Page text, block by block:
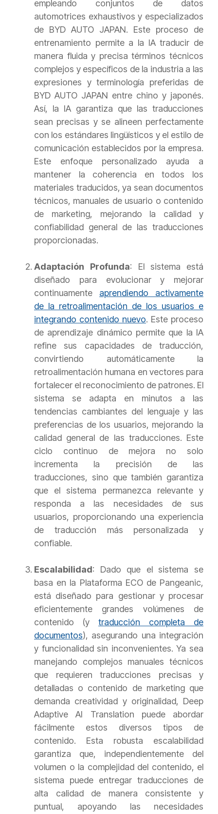
empleando conjuntos de datos
automotrices exhaustivos y especializados
de BYD AUTO JAPAN. Este proceso de
entrenamiento permite a la IA traducir de
manera fluida y precisa términos técnicos
complejos y específicos de la industria a las
expresiones y terminología preferidas de
BYD AUTO JAPAN entre chino y japonés.
Así, la IA garantiza que las traducciones
sean precisas y se alineen perfectamente
con los estándares lingüísticos y el estilo de
comunicación establecidos por la empresa.
Este enfoque personalizado ayuda a
mantener la coherencia en todos los
materiales traducidos, ya sean documentos
técnicos, manuales de usuario o contenido
de marketing, mejorando la calidad y
confiabilidad general de las traducciones
proporcionadas.
Adaptación Profunda: El sistema está
diseñado para evolucionar y mejorar
continuamente aprendiendo activamente
de la retroalimentación de los usuarios e
integrando contenido nuevo. Este proceso
de aprendizaje dinámico permite que la IA
refine sus capacidades de traducción,
convirtiendo automáticamente la
retroalimentación humana en vectores para
fortalecer el reconocimiento de patrones. El
sistema se adapta en minutos a las
tendencias cambiantes del lenguaje y las
preferencias de los usuarios, mejorando la
calidad general de las traducciones. Este
ciclo continuo de mejora no solo
incrementa la precisión de las
traducciones, sino que también garantiza
que el sistema permanezca relevante y
responda a las necesidades de sus
usuarios, proporcionando una experiencia
de traducción más personalizada y
confiable.
Escalabilidad: Dado que el sistema se
basa en la Plataforma ECO de Pangeanic,
está diseñado para gestionar y procesar
eficientemente grandes volúmenes de
contenido (y traducción completa de
documentos), asegurando una integración
y funcionalidad sin inconvenientes. Ya sea
manejando complejos manuales técnicos
que requieren traducciones precisas y
detalladas o contenido de marketing que
demanda creatividad y originalidad, Deep
Adaptive AI Translation puede abordar
fácilmente estos diversos tipos de
contenido. Esta robusta escalabilidad
garantiza que, independientemente del
volumen o la complejidad del contenido, el
sistema puede entregar traducciones de
alta calidad de manera consistente y
puntual, apoyando las necesidades